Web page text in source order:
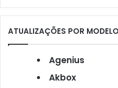
ATUALIZAÇÕES POR
Agenius
Akbox